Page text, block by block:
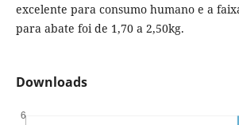
excelente para consumo humano e a
para abate foi de 1,70 a 2,50kg.
Downloads